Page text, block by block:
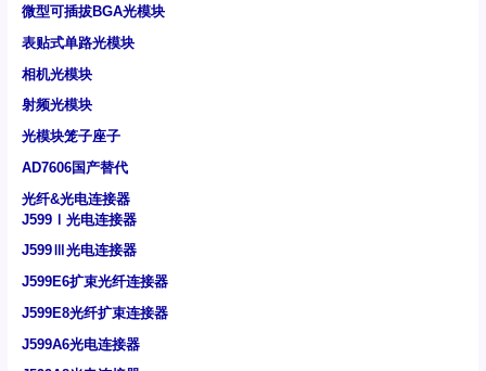
微型可插拔BGA光模块
表贴式单路光模块
相机光模块
射频光模块
光模块笼子座子
AD7606国产替代
光纤&光电连接器
J599Ⅰ光电连接器
J599Ⅲ光电连接器
J599E6扩束光纤连接器
J599E8光纤扩束连接器
J599A6光电连接器